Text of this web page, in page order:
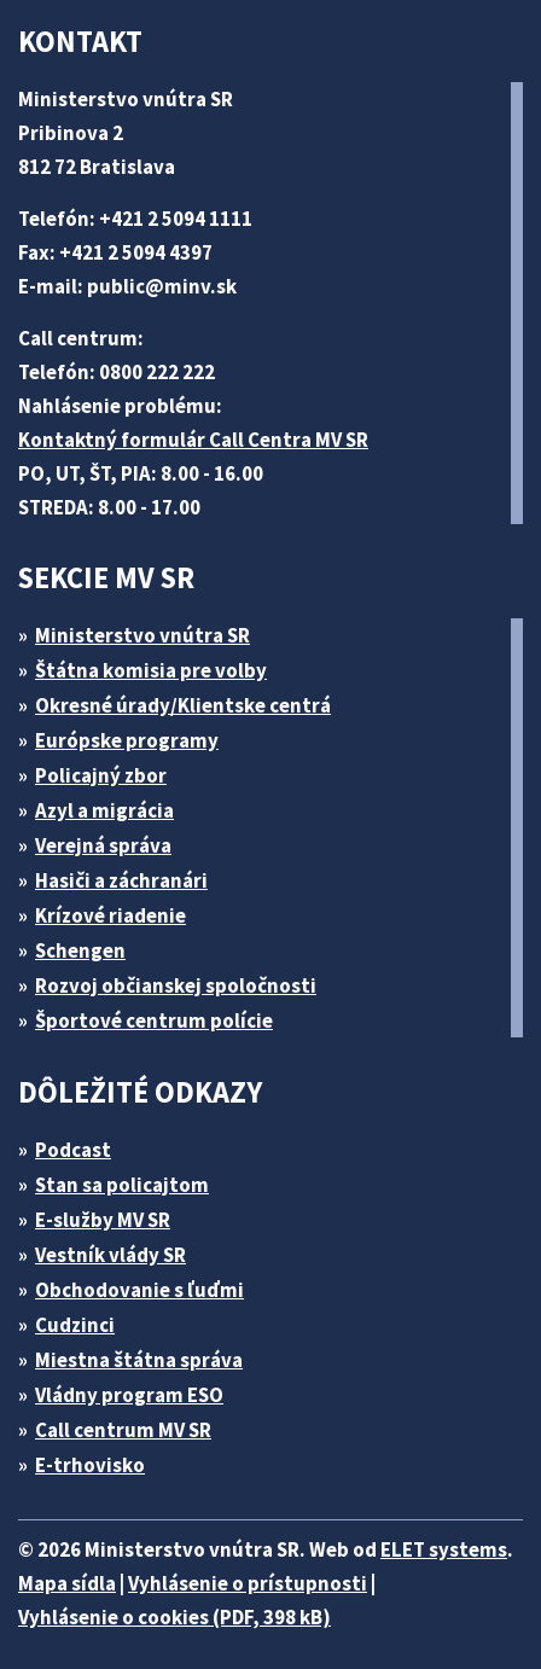
KONTAKT
Ministerstvo vnútra SR
Pribinova 2
812 72 Bratislava
Telefón: +421 2 5094 1111
Fax: +421 2 5094 4397
E-mail: public@minv.sk
Call centrum:
Telefón: 0800 222 222
Nahlásenie problému:
Kontaktný formulár Call Centra MV SR
PO, UT, ŠT, PIA: 8.00 - 16.00
STREDA: 8.00 - 17.00
SEKCIE MV SR
Ministerstvo vnútra SR
Štátna komisia pre volby
Okresné úrady/Klientske centrá
Európske programy
Policajný zbor
Azyl a migrácia
Verejná správa
Hasiči a záchranári
Krízové riadenie
Schengen
Rozvoj občianskej spoločnosti
Športové centrum polície
DÔLEŽITÉ ODKAZY
Podcast
Stan sa policajtom
E-služby MV SR
Vestník vlády SR
Obchodovanie s ľuďmi
Cudzinci
Miestna štátna správa
Vládny program ESO
Call centrum MV SR
E-trhovisko
© 2026 Ministerstvo vnútra SR. Web od ELET systems.
Mapa sídla Vyhlásenie o prístupnosti
Vyhlásenie o cookies (PDF, 398 kB)